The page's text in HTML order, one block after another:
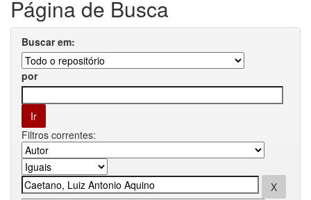
Página de Busca
Buscar em:
por
Filtros correntes: